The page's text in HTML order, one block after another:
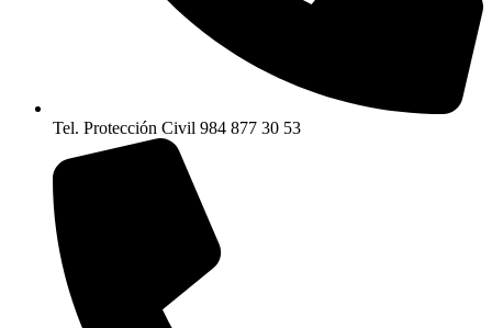
Tel. Protección Civil 984 877 30 53